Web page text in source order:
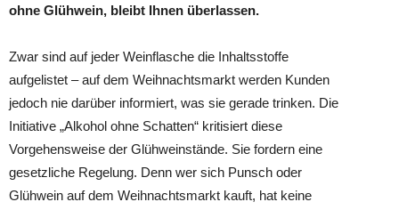
ohne Glühwein, bleibt Ihnen überlassen.
Zwar sind auf jeder Weinflasche die Inhaltsstoffe
aufgelistet – auf dem Weihnachtsmarkt werden Kunden
jedoch nie darüber informiert, was sie gerade trinken. Die
Initiative „Alkohol ohne Schatten“ kritisiert diese
Vorgehensweise der Glühweinstände. Sie fordern eine
gesetzliche Regelung. Denn wer sich Punsch oder
Glühwein auf dem Weihnachtsmarkt kauft, hat keine